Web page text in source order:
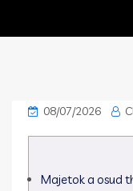
08/07/2026
Majetok a osud